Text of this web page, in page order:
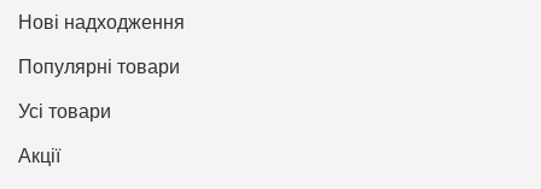
Нові надходження
Популярні товари
Усі товари
Акції